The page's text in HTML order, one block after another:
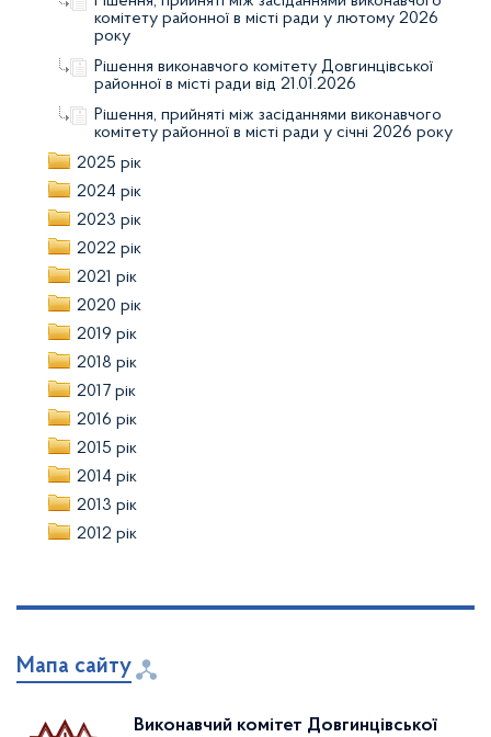
комітету районної в місті ради у лютому 2026
року
Рішення виконавчого комітету Довгинцівської
районної в місті ради від 21.01.2026
Рішення, прийняті між засіданнями виконавчого
комітету районної в місті ради у січні 2026 року
2025 рік
2024 рік
2023 рік
2022 рік
2021 рік
2020 рік
2019 рік
2018 рік
2017 рік
2016 рік
2015 рік
2014 рік
2013 рік
2012 рік
Мапа сайту
Виконавчий комітет Довгинцівської